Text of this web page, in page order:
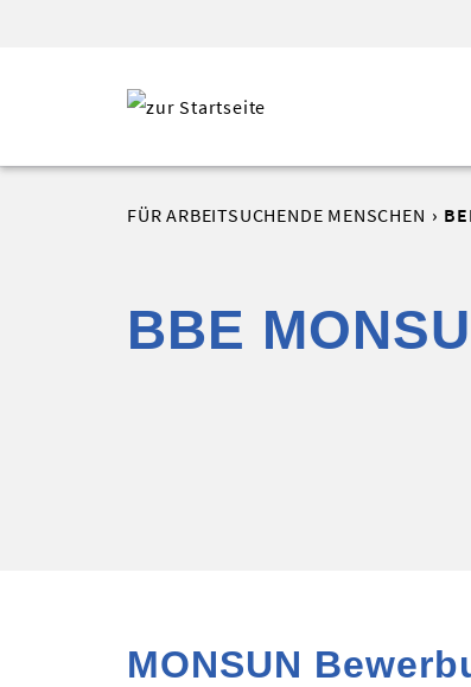
FÜR ARBEITSUCHENDE MENSCHEN
BBE
MONSUN